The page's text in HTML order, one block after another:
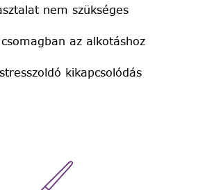
nem szükséges
az alkotáshoz
kikapcsolódás